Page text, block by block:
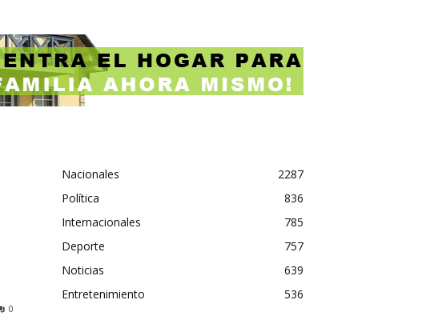
0
Nacionales
2287
Política
836
Internacionales
785
Deporte
757
Noticias
639
Entretenimiento
536